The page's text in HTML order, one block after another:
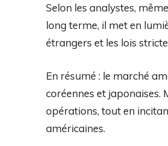
Selon les analystes,
long terme, il met en
étrangers et les lois
En résumé : le marché
coréennes et japonaises.
opérations, tout en
américaines.